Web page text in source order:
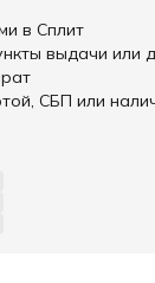
в Сплит
выдачи или
СБП или